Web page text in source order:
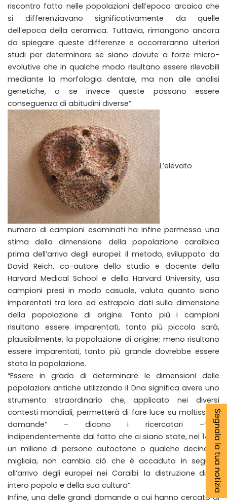
riscontro fatto nelle popolazioni dell’epoca arcaica che
si differenziavano significativamente da quelle
dell’epoca della ceramica. Tuttavia, rimangono ancora
da spiegare queste differenze e occorreranno ulteriori
studi per determinare se siano dovute a forze micro-
evolutive che in qualche modo risultano essere rilevabili
mediante la morfologia dentale, ma non alle analisi
genetiche, o se invece queste possono essere
conseguenza di abitudini diverse”.
L’elevato
numero di campioni esaminati ha infine permesso una
stima della dimensione della popolazione caraibica
prima dell’arrivo degli europei: il metodo, sviluppato da
David Reich, co-autore dello studio e docente della
Harvard Medical School e della Harvard University, usa
campioni presi in modo casuale, valuta quanto siano
imparentati tra loro ed estrapola dati sulla dimensione
della popolazione di origine. Tanto più i campioni
risultano essere imparentati, tanto più piccola sarà,
plausibilmente, la popolazione di origine; meno risultano
essere imparentati, tanto più grande dovrebbe essere
stata la popolazione.
“Essere in grado di determinare le dimensioni delle
popolazioni antiche utilizzando il Dna significa avere uno
strumento straordinario che, applicato nei diversi
contesti mondiali, permetterà di fare luce su moltissime
domande” – dicono i ricercatori –“ma
indipendentemente dal fatto che ci siano state, nel 1492,
un milione di persone autoctone o qualche decina di
migliaia, non cambia ciò che è accaduto in seguito
all’arrivo degli europei nei Caraibi: la distruzione di un
intero popolo e della sua cultura”.
Infine, una delle grandi domande a cui hanno cercato di
Segnala la tua notizia